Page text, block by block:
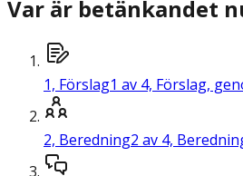
Var är betänkandet
1, Förslag1 av 4, Förslag,
2, Beredning2 av 4,